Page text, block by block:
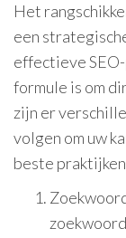
Het
een
effectieve
formule is om
zijn er
volgen om uw
beste